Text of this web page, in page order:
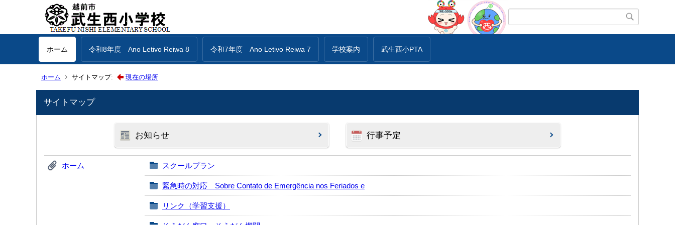
ホーム 令和8年度 Ano Letivo Reiwa 8 令和7年度 Ano Letivo Reiwa 7 学校案内 武生西小PTA
ホーム サイトマップ: 現在の場所
サイトマップ
お知らせ 行事予定
ホーム スクールプラン
緊急時の対応 Sobre Contato de Emergência nos Feriados e
リンク（学習支援）